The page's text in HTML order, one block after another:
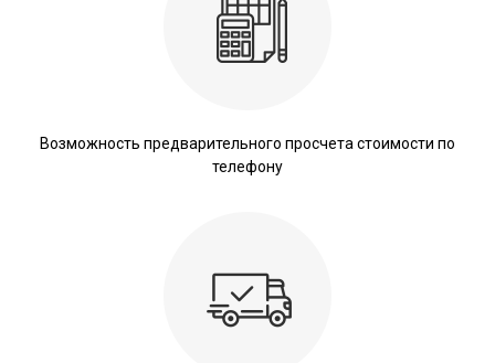
Возможность предварительного просчета стоимости по
телефону